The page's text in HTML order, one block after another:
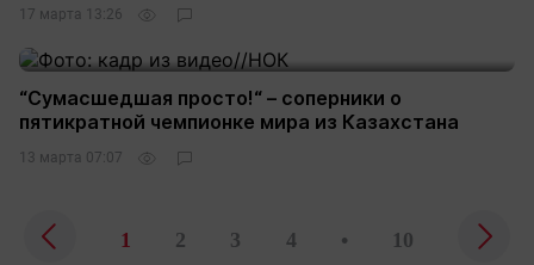
17 марта 13:26
“Сумасшедшая просто!“ – соперники о
пятикратной чемпионке мира из Казахстана
13 марта 07:07
1 2 3 4 • 10